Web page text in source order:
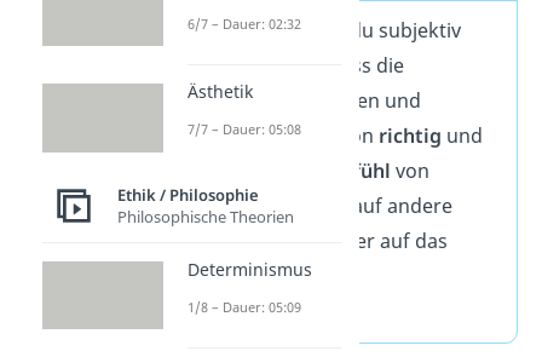
Beim Vertrauen bist du subjektiv
davon überzeugt, dass die
Handlungen, Einsichten und
Aussagen einer Person richtig und
Gefühl von
Vertrauen kann sich auf andere
(Fremdvertrauen) oder auf das
eigene Ich beziehen
(Selbstvertrauen).
6/7 – Dauer: 02:32
Ästhetik
7/7 – Dauer: 05:08
Ethik / Philosophie
Philosophische Theorien
Determinismus
1/8 – Dauer: 05:09